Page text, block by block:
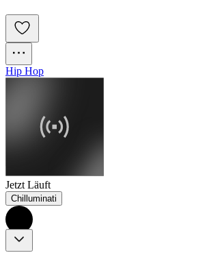
Hip Hop
Jetzt Läuft
Chilluminati